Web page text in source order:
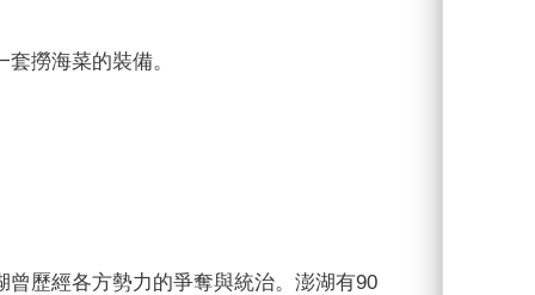
撈海菜的裝備。
歷經各方勢力的爭奪與統治。澎湖有90